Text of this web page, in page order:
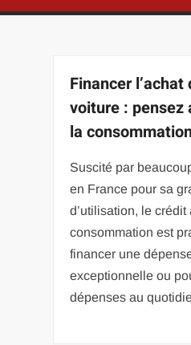
Financer l’achat
voiture : pensez
la
Suscité par
en France pour sa
d’utilisation, le crédit
consommation est
financer une
exceptionnelle ou
dépenses au